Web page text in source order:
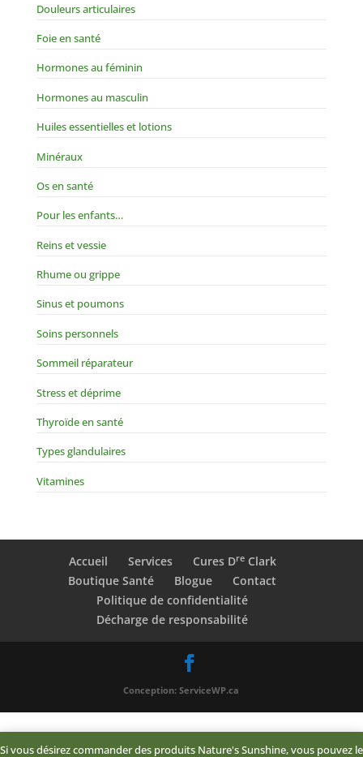
Douleurs articulaires
Foie en santé
Hormones au féminin
Hormones au masculin
Huiles essentielles et lotions
Minéraux
Os en santé
Pour les enfants…
Reins et vessie
Rhume ou grippe
Sinus et poumons
Soins personnels
Sommeil réparateur
Stress et déprime
Thyroïde en santé
Types glandulaires
Vitamines
Accueil Services Cures DreClark
Boutique Santé
Blogue
Contact
Politique de confidentialité
Décharge de responsabilité
Conception: ServiceWP.ca
Si vous désirez commander des produits Nature's Sunshine, vous pouvez le